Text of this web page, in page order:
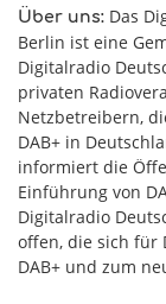
Über uns: Das
Berlin ist eine
Digitalradio
privaten
Netzbetreibern,
DAB+ in
informiert die
Einführung von
Digitalradio
offen, die sich für
DAB+ und zum